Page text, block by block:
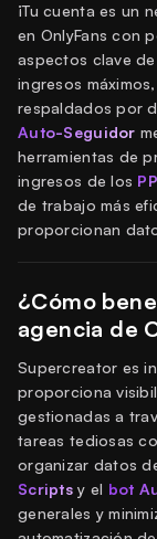
¡Tu cuenta es un
en OnlyFans con
aspectos clave
ingresos
respaldados por
Auto-Seguidor
herramientas de
ingresos de los
de trabajo más
proporcionan
¿Cómo
agencia de
Supercreator es
proporciona
gestionadas a
tareas tediosas
organizar datos
Scriptsy el bot
generales y